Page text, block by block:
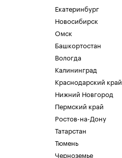
Екатеринбург
Новосибирск
Омск
Башкортостан
Вологда
Калининград
Краснодарский край
Нижний Новгород
Пермский край
Ростов-на-Дону
Татарстан
Тюмень
Черноземье